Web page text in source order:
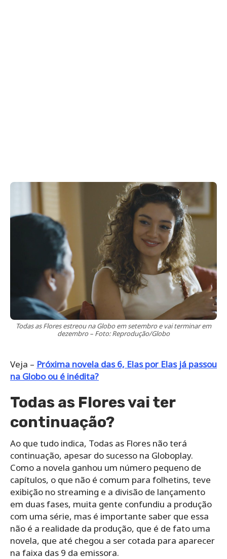
Todas as Flores estreou na Globo em setembro e vai terminar em
dezembro – Foto: Reprodução/Globo
Veja – Próxima novela das 6, Elas por Elas já passou
na Globo ou é inédita?
Todas as Flores vai ter
continuação?
Ao que tudo indica, Todas as Flores não terá
continuação, apesar do sucesso na Globoplay.
Como a novela ganhou um número pequeno de
capítulos, o que não é comum para folhetins, teve
exibição no streaming e a divisão de lançamento
em duas fases, muita gente confundiu a produção
com uma série, mas é importante saber que essa
não é a realidade da produção, que é de fato uma
novela, que até chegou a ser cotada para aparecer
na faixa das 9 da emissora.